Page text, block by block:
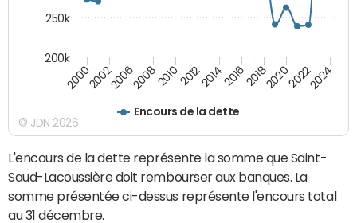
Encours de la dette
200020022006200820102012201420162018202020222024
200k
250k
© JDN 2026
L'encours de la dette représente la somme que Saint-
Saud-Lacoussière doit rembourser aux banques. La
somme présentée ci-dessus représente l'encours total
au 31 décembre.